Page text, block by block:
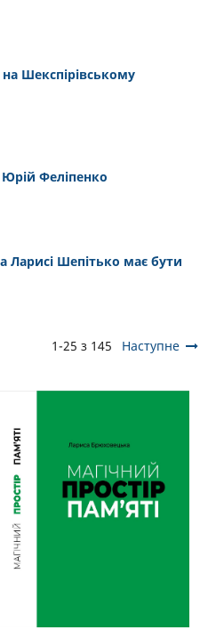
на Шекспірівському
Феліпенко
Шепітько має бути
1-25 з 145 Наступне